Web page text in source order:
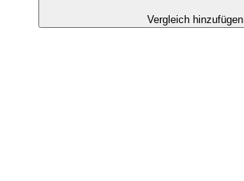
Vergleich hinzufügen